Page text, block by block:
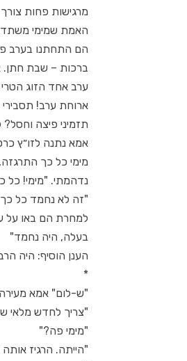
מרגישות פחות
האמת שמימי
הם התחתנו בערב
ברכות – שבת חתן.
ערב אחד הזוג
ארוחת ערב!
תזמיני פיצה
אמא נתנה לזו״ץ
מימי כל כך
נדהמתי. "מימי! כל
"זה לא נחמד כל
למחרת הם באו על
בעלה, היה נחמד"
הענן הוסיף: היה
*
"ש-לום" אמא מעירה
"צריך לחדש מלאי
"מימי פה?"
"הייתה. הרגיז